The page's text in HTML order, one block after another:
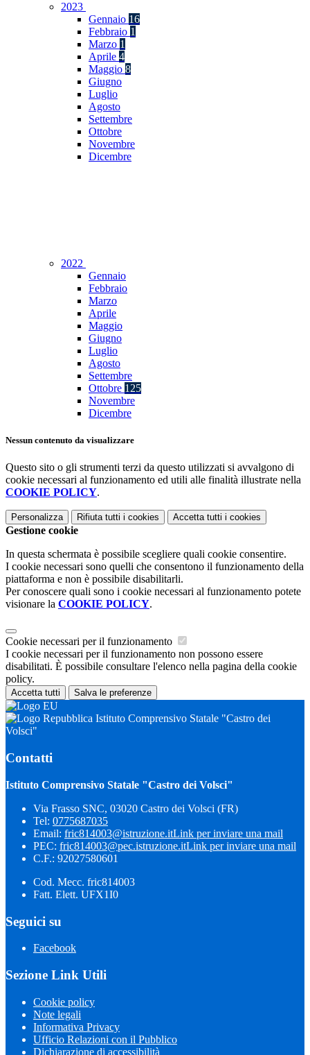
2023
Gennaio 16
Febbraio 1
Marzo 1
Aprile 4
Maggio 8
Giugno
Luglio
Agosto
Settembre
Ottobre
Novembre
Dicembre
2022
Gennaio
Febbraio
Marzo
Aprile
Maggio
Giugno
Luglio
Agosto
Settembre
Ottobre 125
Novembre
Dicembre
Nessun contenuto da visualizzare
Questo sito o gli strumenti terzi da questo utilizzati si avvalgono di
cookie necessari al funzionamento ed utili alle finalità illustrate nella
COOKIE POLICY.
Personalizza Rifiuta tutti i cookies Accetta tutti i cookies
Gestione cookie
In questa schermata è possibile scegliere quali cookie consentire.
I cookie necessari sono quelli che consentono il funzionamento della
piattaforma e non è possibile disabilitarli.
Per conoscere quali sono i cookie necessari al funzionamento potete
visionare la COOKIE POLICY.
Cookie necessari per il funzionamento
I cookie necessari per il funzionamento non possono essere
disabilitati. È possibile consultare l'elenco nella pagina della cookie
policy.
Accetta tutti Salva le preferenze
Istituto Comprensivo Statale "Castro dei
Volsci"
Contatti
Istituto Comprensivo Statale "Castro dei Volsci"
Via Frasso SNC, 03020 Castro dei Volsci (FR)
Tel: 0775687035
Email: fric814003@istruzione.itLink per inviare una mail
PEC: fric814003@pec.istruzione.itLink per inviare una mail
C.F.: 92027580601
Cod. Mecc. fric814003
Fatt. Elett. UFX1I0
Seguici su
Facebook
Sezione Link Utili
Cookie policy
Note legali
Informativa Privacy
Ufficio Relazioni con il Pubblico
Dichiarazione di accessibilità